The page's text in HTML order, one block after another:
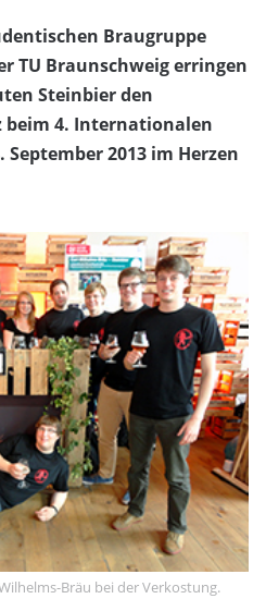
Braugruppe
TU Braunschweig erringen
Steinbier den
beim 4. Internationalen
2013 im Herzen
Bräu bei der Verkostung.